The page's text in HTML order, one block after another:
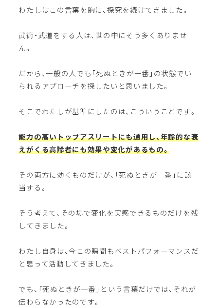
わたしはこの言葉を胸に、探究を続けてきました。
武術・武道をする人は、世の中にそう多くありませ
ん。
だから、一般の人でも「死ぬときが一番」の状態でい
られるアプローチを探したいと思いました。
そこでわたしが基準にしたのは、こういうことです。
能力の高いトップアスリートにも通用し、年齢的な衰
えがくる高齢者にも効果や変化があるもの。
その両方に効くものだけが、「死ぬときが一番」に該
当する。
そう考えて、その場で変化を実感できるものだけを残
してきました。
わたし自身は、今この瞬間もベストパフォーマンスだ
と思って活動してきました。
でも、「死ぬときが一番」という言葉だけでは、それが
伝わらなかったのです。